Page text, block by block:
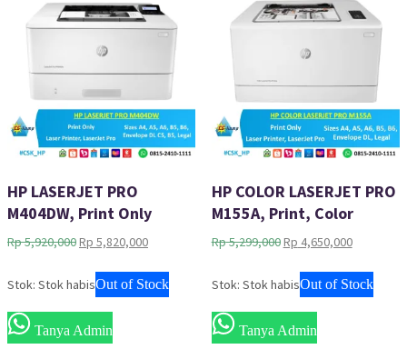
HP LASERJET PRO
M404DW, Print Only
Rp5,920,000Harga
adalah:
Rp 5,920,000.
Rp 5,820,000Harga
ini
adalah:
Rp 5,820,000.
Stok: Stok habisOut of Stock
Tanya Admin
HP COLOR LASERJET PRO
M155A, Print, Color
Rp5,299,000Harga
adalah:
Rp 5,299,000.
Rp 4,650,000Harga
ini
adalah:
Stok: Stok habisOut of Stock
Tanya Admin